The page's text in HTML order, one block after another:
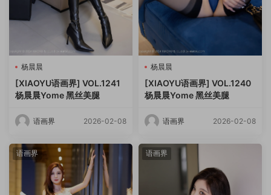
杨晨晨
[XIAOYU语画界] VOL.1241
杨晨晨Yome 黑丝美腿
语画界 2026-02-08
杨晨晨
[XIAOYU语画界] VOL.1240
杨晨晨Yome 黑丝美腿
语画界 2026-02-08
语画界 语画界